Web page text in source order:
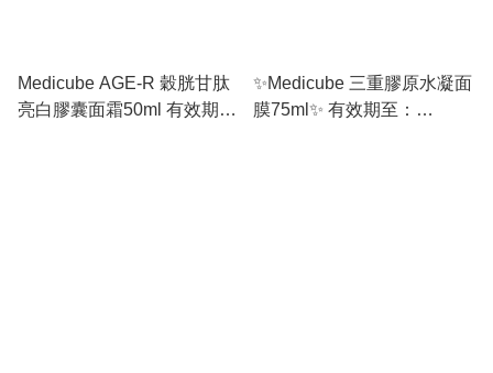
Medicube AGE-R 穀胱甘肽
亮白膠囊面霜50ml 有效期
✨Medicube 三重膠原水凝面
膜75ml✨ 有效期至：